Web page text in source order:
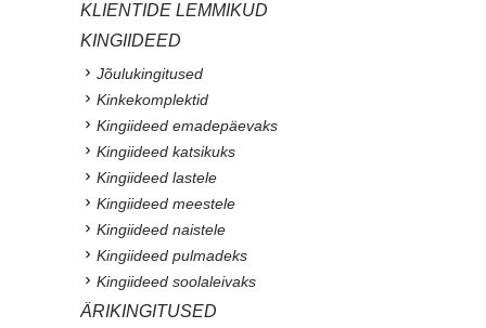
KLIENTIDE LEMMIKUD
KINGIIDEED
Jõulukingitused
Kinkekomplektid
Kingiideed emadepäevaks
Kingiideed katsikuks
Kingiideed lastele
Kingiideed meestele
Kingiideed naistele
Kingiideed pulmadeks
Kingiideed soolaleivaks
ÄRIKINGITUSED